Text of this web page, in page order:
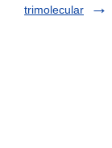
trimolecular